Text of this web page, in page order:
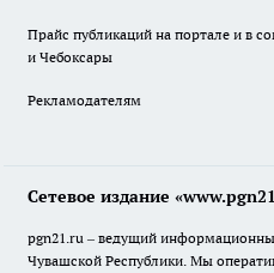
Прайс публикаций на портале и в
и Чебоксары
Рекламодателям
Сетевое издание
pgn21.ru – ведущий
Чувашской Республики. Мы